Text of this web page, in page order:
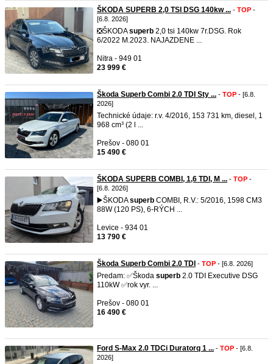
ŠKODA SUPERB 2,0 TSI DSG 140kw ... - TOP -
[6.8. 2026]
❎ŠKODAsuperb 2,0 tsi 140kw 7r.DSG. Rok
6/2022 M.2023. NAJAZDENE ...
Nitra - 949 01
23 999 €
Škoda Superb Combi 2.0 TDI Sty ... - TOP - [6.8.
2026]
Technické údaje: r.v. 4/2016, 153 731 km, diesel, 1
968 cm³ (2 l ...
Prešov - 080 01
15 490 €
ŠKODA SUPERB COMBI, 1,6 TDI, M ... - TOP -
[6.8. 2026]
▶️ŠKODAsuperb COMBI, R.V.: 5/2016, 1598 CM3
88W (120 PS), 6-RÝCH ...
Levice - 934 01
13 790 €
Škoda Superb Combi 2.0 TDI - TOP - [6.8. 2026]
Predam: ✅Škoda superb 2.0 TDI Executive DSG
110kW ✅rok vyr. ...
Prešov - 080 01
16 490 €
Ford S-Max 2.0 TDCi Duratorq 1 ... - TOP - [6.8.
2026]